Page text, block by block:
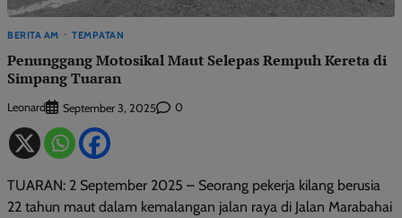
BERITA AM TEMPATAN
Penunggang Motosikal Maut Selepas Rempuh Kereta di
Simpang Tuaran
Leonard September 3, 2025 0
TUARAN: 2 September 2025 – Seorang pekerja kilang berusia
22 tahun maut dalam kemalangan jalan raya di Jalan Marabahai